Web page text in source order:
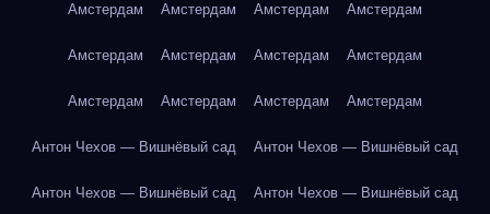
Амстердам Амстердам Амстердам Амстердам
Амстердам Амстердам Амстердам Амстердам
Амстердам Амстердам Амстердам Амстердам
Антон Чехов — Вишнёвый сад Антон Чехов — Вишнёвый сад
Антон Чехов — Вишнёвый сад Антон Чехов — Вишнёвый сад